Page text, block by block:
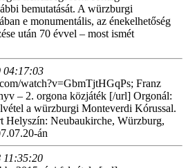
bemutatását. A würzburgi
e monumentális, az énekelhetőség
után 70 évvel – most ismét
04:17:03
watch?v=GbmTjtHGqPs; Franz
– 2. orgona közjáték [/url] Orgonál:
a würzburgi Monteverdi Kórussal.
Helyszín: Neubaukirche, Würzburg,
án
11:35:20